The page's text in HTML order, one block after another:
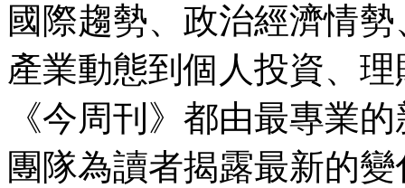
國際趨勢、政治經濟情勢
產業動態到個人投資、
《今周刊》都由最專業
團隊為讀者揭露最新的